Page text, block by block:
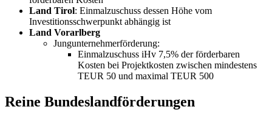
Land Tirol: Einmalzuschuss dessen Höhe vom
Investitionsschwerpunkt abhängig ist
Land Vorarlberg
Jungunternehmerförderung:
Einmalzuschuss iHv 7,5% der förderbaren
Kosten bei Projektkosten zwischen mindestens
TEUR 50 und maximal TEUR 500
Reine Bundeslandförderungen